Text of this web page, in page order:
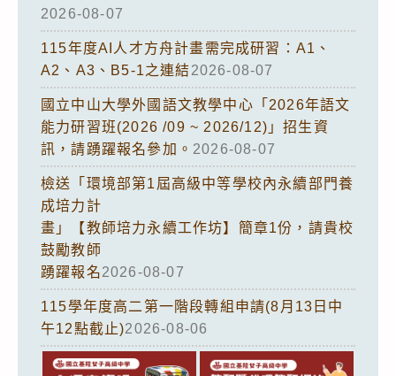
2026-08-07
115年度AI人才方舟計畫需完成研習：A1、
A2、A3、B5-1之連結2026-08-07
國立中山大學外國語文教學中心「2026年語文
能力研習班(2026 /09 ~ 2026/12)」招生資
訊，請踴躍報名參加。 2026-08-07
檢送「環境部第1屆高級中等學校內永續部門養
成培力計
畫」【教師培力永續工作坊】簡章1份，請貴校
鼓勵教師
踴躍報名2026-08-07
115學年度高二第一階段轉組申請(8月13日中
午12點截止)2026-08-06